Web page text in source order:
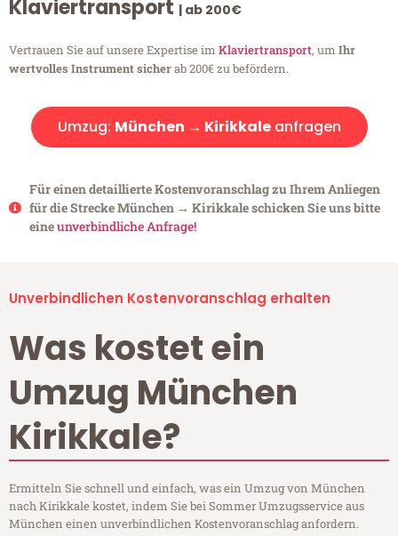
Klaviertransport | ab 200€
Vertrauen Sie auf unsere Expertise im Klaviertransport, um Ihr
wertvolles Instrument sicherab 200€ zu befördern.
Umzug: München → Kirikkaleanfragen
Für einen detaillierte Kostenvoranschlag zu Ihrem Anliegen
für die Strecke München → Kirikkale schicken Sie uns bitte
eineunverbindliche Anfrage!
Unverbindlichen Kostenvoranschlag erhalten
Was kostet ein
Umzug München
Kirikkale?
Ermitteln Sie schnell und einfach, was ein Umzug von München
nach Kirikkale kostet, indem Sie bei Sommer Umzugsservice aus
München einen unverbindlichen Kostenvoranschlag anfordern.